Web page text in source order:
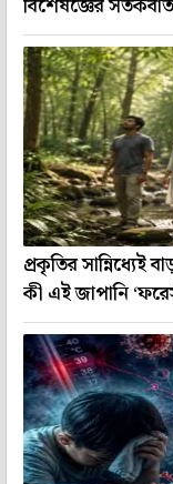
বিশেষজ্ঞের
প্রকৃতির সান্নিধ্যেই
কী এই জাপানি